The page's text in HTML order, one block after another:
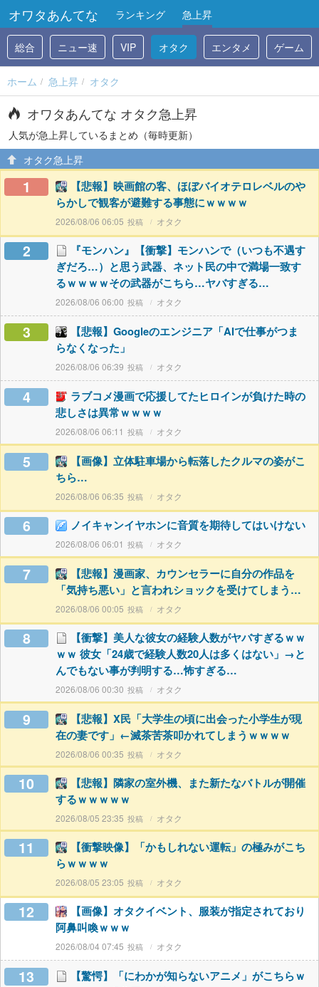
オワタあんてな ランキング 急上昇
総合 ニュー速 VIP オタク エンタメ ゲーム
ホーム 急上昇 オタク
オワタあんてな オタク急上昇
人気が急上昇しているまとめ（毎時更新）
オタク急上昇
1
【悲報】映画館の客、ほぼバイオテロレベルのや
らかしで観客が避難する事態にｗｗｗｗ
2026/08/06 06:05 オタク
2
『モンハン』【衝撃】モンハンで（いつも不遇す
ぎだろ…）と思う武器、ネット民の中で満場一致す
るｗｗｗｗその武器がこちら…ヤバすぎる…
2026/08/06 06:00 オタク
3
【悲報】Googleのエンジニア「AIで仕事がつま
らなくなった」
2026/08/06 06:39 オタク
4
ラブコメ漫画で応援してたヒロインが負けた時の
悲しさは異常ｗｗｗｗ
2026/08/06 06:11 オタク
5
【画像】立体駐車場から転落したクルマの姿がこ
ちら…
2026/08/06 06:35 オタク
6 ノイキャンイヤホンに音質を期待してはいけない
2026/08/06 06:01 オタク
7
【悲報】漫画家、カウンセラーに自分の作品を
「気持ち悪い」と言われショックを受けてしまう…
2026/08/06 00:05 オタク
8
【衝撃】美人な彼女の経験人数がヤバすぎるｗｗ
ｗｗ 彼女「24歳で経験人数20人は多くはない」→と
んでもない事が判明する…怖すぎる…
2026/08/06 00:30 オタク
9
【悲報】X民「大学生の頃に出会った小学生が現
在の妻です」←滅茶苦茶叩かれてしまうｗｗｗｗ
2026/08/06 00:35 オタク
10
【悲報】隣家の室外機、また新たなバトルが開催
するｗｗｗｗｗ
2026/08/05 23:35 オタク
11
【衝撃映像】「かもしれない運転」の極みがこち
らｗｗｗｗ
2026/08/05 23:05 オタク
12
【画像】オタクイベント、服装が指定されており
阿鼻叫喚ｗｗｗ
2026/08/04 07:45 オタク
13
【驚愕】「にわかが知らないアニメ」がこちらｗ